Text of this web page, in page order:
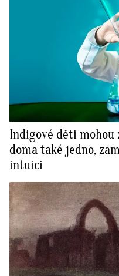
Indigové děti mohou
doma také jedno,
intuici